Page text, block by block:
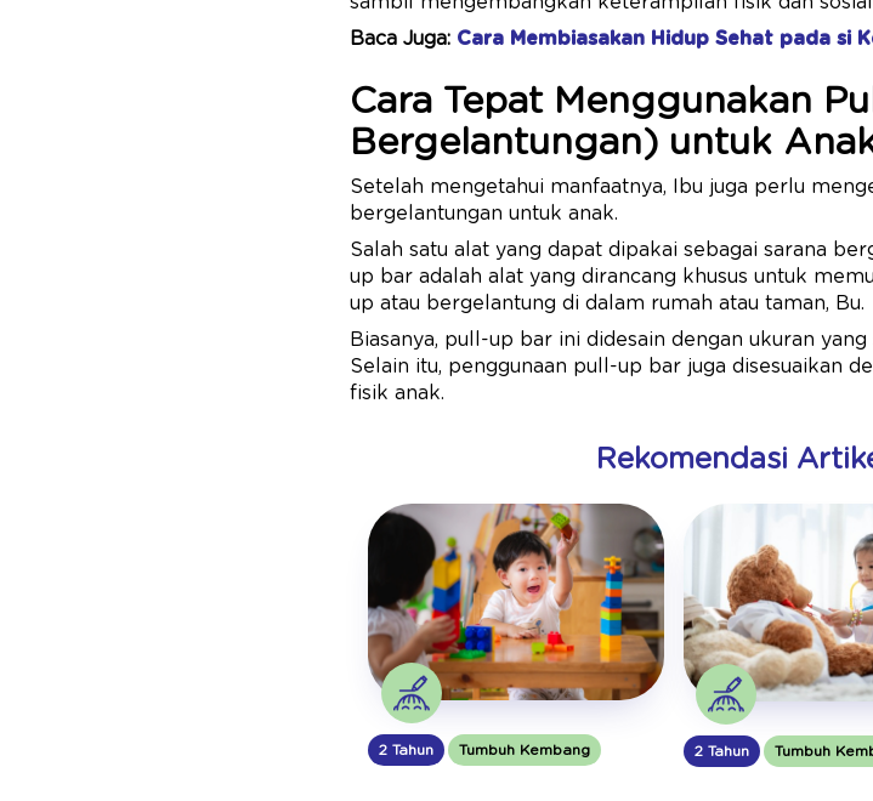
Baca Juga: Cara Membiasakan Hidup Sehat pada si
Cara Tepat Menggunakan
Bergelantungan) untuk
Setelah mengetahui manfaatnya, Ibu juga perlu
bergelantungan untuk anak.
Salah satu alat yang dapat dipakai sebagai sarana
up bar adalah alat yang dirancang khusus untuk
up atau bergelantung di dalam rumah atau taman, Bu.
Biasanya, pull-up bar ini didesain dengan ukuran
Selain itu, penggunaan pull-up bar juga disesuaikan
fisik anak.
Rekomendasi
2 Tahun Tumbuh Kembang 2 Tahun Tumbuh